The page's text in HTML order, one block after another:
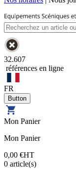
32.607
références en ligne
FR
Mon Panier
Mon Panier
0,00 €HT
0 article(s)